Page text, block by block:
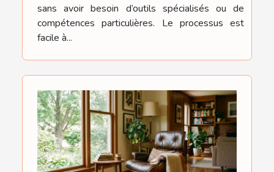
sans avoir besoin d’outils spécialisés ou de
compétences particulières. Le processus est
facile à...